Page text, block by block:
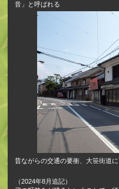
音」と呼ばれる
昔ながらの交通の要衝、大笹街道
（2024年8月追記）